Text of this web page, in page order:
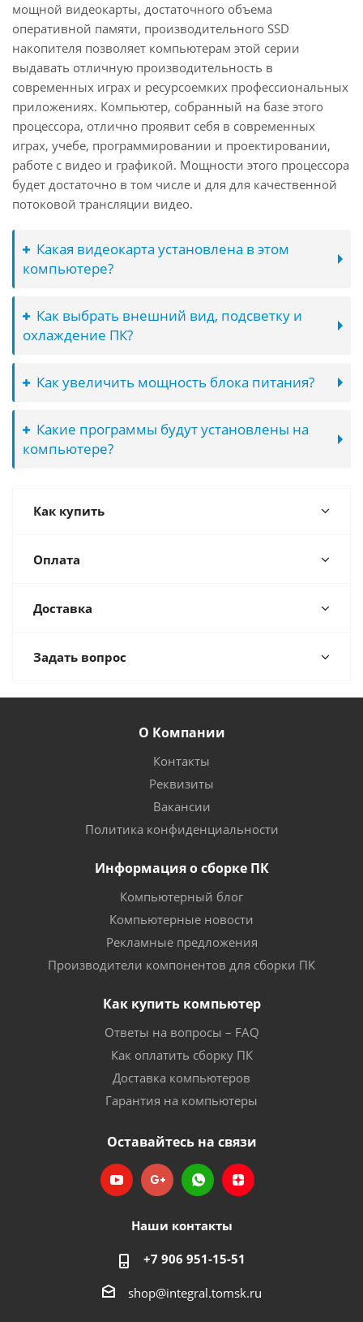
мощной видеокарты, достаточного объема
оперативной памяти, производительного SSD
накопителя позволяет компьютерам этой серии
выдавать отличную производительность в
современных играх и ресурсоемких профессиональных
приложениях. Компьютер, собранный на базе этого
процессора, отлично проявит себя в современных
играх, учебе, программировании и проектировании,
работе с видео и графикой. Мощности этого процессора
будет достаточно в том числе и для для качественной
потоковой трансляции видео.
Какая видеокарта установлена в этом
компьютере?
Как выбрать внешний вид, подсветку и
охлаждение ПК?
Как увеличить мощность блока питания?
Какие программы будут установлены на
компьютере?
Как купить
Оплата
Доставка
Задать вопрос
О Компании
Контакты
Реквизиты
Вакансии
Политика конфиденциальности
Информация о сборке ПК
Компьютерный блог
Компьютерные новости
Рекламные предложения
Производители компонентов для сборки ПК
Как купить компьютер
Ответы на вопросы – FAQ
Как оплатить сборку ПК
Доставка компьютеров
Гарантия на компьютеры
Оставайтесь на связи
Наши контакты
+7 906 951-15-51
shop@integral.tomsk.ru